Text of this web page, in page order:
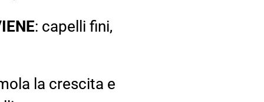
: capelli fini,
la crescita e